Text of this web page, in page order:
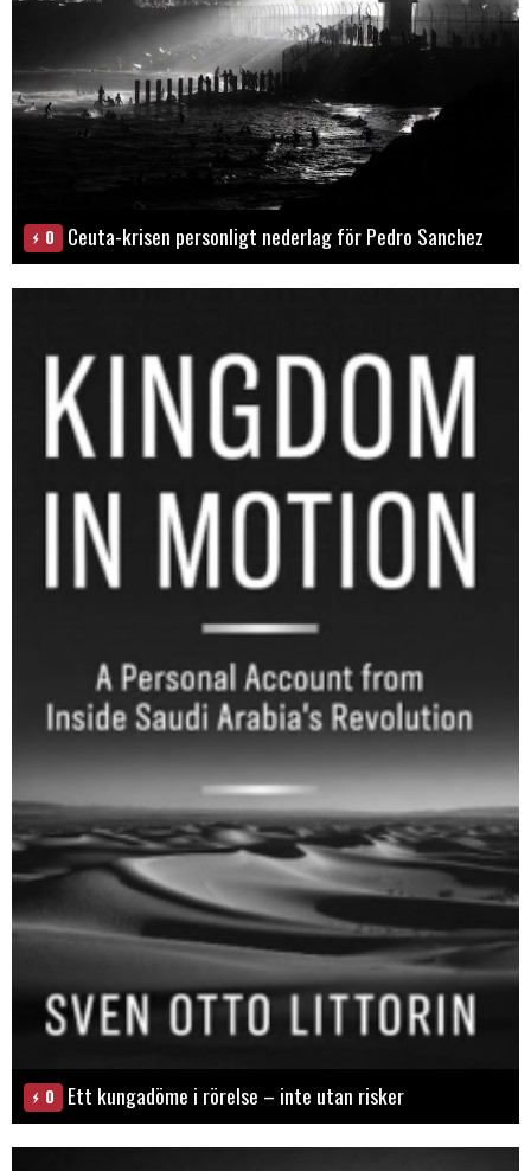
0 Ceuta-krisen personligt nederlag för Pedro Sanchez
0 Ett kungadöme i rörelse – inte utan risker